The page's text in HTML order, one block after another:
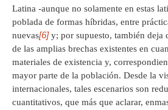
Latina -aunque no solamente en estas
poblada de formas híbridas, entre
nuevas[6]y; por supuesto, también deja
de las amplias brechas existentes en
materiales de existencia y,
mayor parte de la población. Desde la
internacionales, tales escenarios son
cuantitativos, que más que aclarar,